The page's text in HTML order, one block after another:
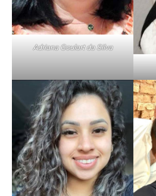
Adriana Goulart da Silva